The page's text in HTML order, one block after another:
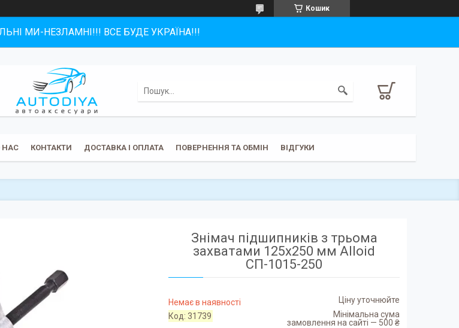
Кошик
МИ-НЕЗЛАМНІ!!! ВСЕ БУДЕ УКРАЇНА!!!
НАС КОНТАКТИ ДОСТАВКА І ОПЛАТА ПОВЕРНЕННЯ ТА ОБМІН ВІДГУКИ
Знімач підшипників з трьома
захватами 125x250 мм Alloid
СП-1015-250
Немає в наявності
Код:31739
Ціну уточнюйте
Мінімальна сума
замовлення на сайті — 500 ₴